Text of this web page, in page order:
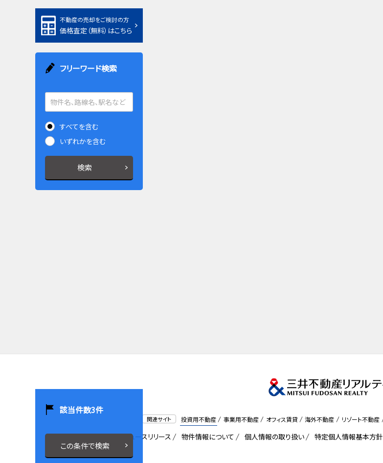
該当件数3件
この条件で検索
不動産の売却をご検討の方
価格査定（無料）はこちら
フリーワード検索
すべてを含む
いずれかを含む
検索
関連サイト 投資用不動産 事業用不動産 オフィス賃貸 海外不動産 リゾート不動産
会社概要 採用情報 ニュースリリース 物件情報について 個人情報の取り扱い 特定個人情報基本方針